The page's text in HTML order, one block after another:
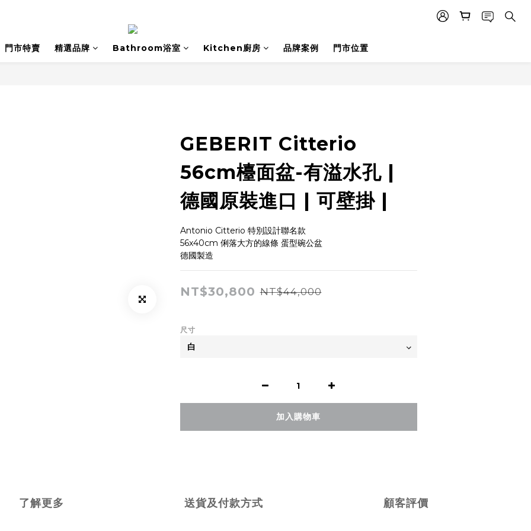
門市特賣 精選品牌 Bathroom浴室 Kitchen廚房 品牌案例 門市位置
GEBERIT Citterio
56cm檯面盆-有溢水孔 |
德國原裝進口 | 可壁掛 |
Antonio Citterio 特別設計聯名款
56x40cm 俐落大方的線條 蛋型碗公盆
德國製造
NT$30,800 NT$44,000
尺寸
加入購物車
了解更多 送貨及付款方式 顧客評價